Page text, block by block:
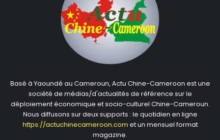
Basé à Yaoundé au Cameroun, Actu Chine-Cameroon est une
société de médias/d'actualités de référence sur le
déploiement économique et socio-culturel Chine-Cameroun.
Nous diffusons sur deux supports : le quotidien en ligne
https://actuchinecameroon.com et un mensuel format
magazine.